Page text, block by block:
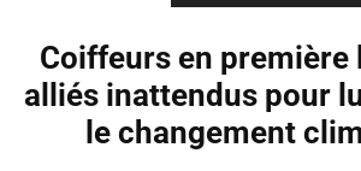
Coiffeurs en première
alliés inattendus pour
le changement